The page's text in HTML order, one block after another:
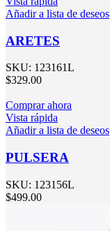
Añadir a lista de deseos
ARETES
SKU: 123161L
$329.00
Comprar ahora
Vista rápida
Añadir a lista de deseos
PULSERA
SKU: 123156L
$499.00